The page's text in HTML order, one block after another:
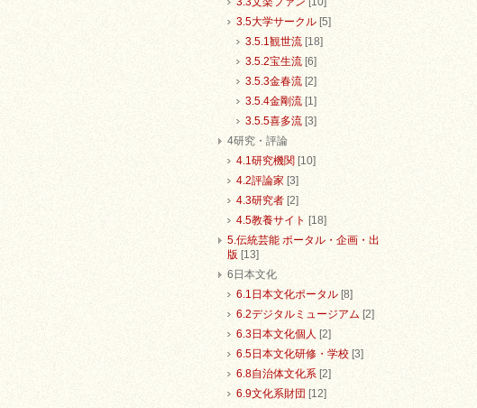
3.5大学サークル [5]
3.5.1観世流 [18]
3.5.2宝生流 [6]
3.5.3金春流 [2]
3.5.4金剛流 [1]
3.5.5喜多流 [3]
4研究・評論
4.1研究機関 [10]
4.2評論家 [3]
4.3研究者 [2]
4.5教養サイト [18]
5.伝統芸能 ポータル・企画・出
版 [13]
6日本文化
6.1日本文化ポータル [8]
6.2デジタルミュージアム [2]
6.3日本文化個人 [2]
6.5日本文化研修・学校 [3]
6.8自治体文化系 [2]
6.9文化系財団 [12]